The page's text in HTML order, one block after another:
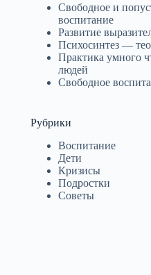
Свободное и
воспитание
Развитие
Психосинтез —
Практика умного
людей
Свободное
Рубрики
Воспитание
Дети
Кризисы
Подростки
Советы